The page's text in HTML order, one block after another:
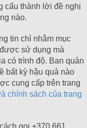
cấu thành lời đề nghị
nào.
tin chỉ nhằm mục
sử dụng mà
có trình độ. Ban quản
bất kỳ hậu quả nào
cung cấp trên trang
chính sách của trang
gọi +370 661